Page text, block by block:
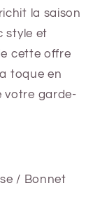
la saison
style et
cette offre
toque en
votre garde-
/ Bonnet